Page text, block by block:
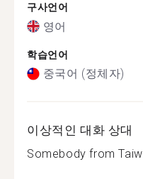
구사언어
영어
학습언어
중국어 (정체자)
이상적인 대화 상대
Somebody from